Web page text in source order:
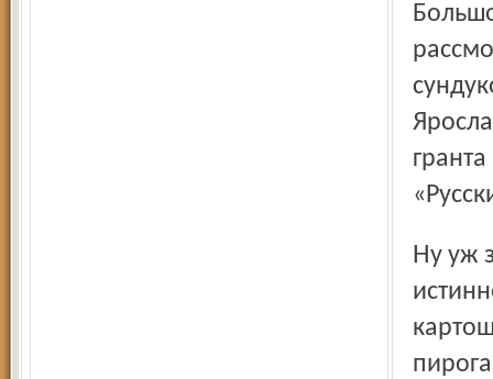
Ну уж зато наше долготерпение было вознаграждено с